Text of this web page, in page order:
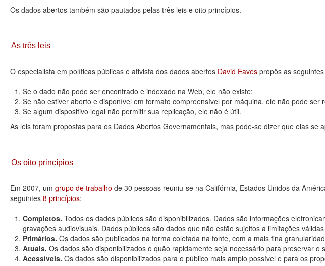
Os dados abertos também são pautados pelas três leis e oito princípios.
As três leis
O especialista em políticas públicas e ativista dos dados abertos David Eaves propôs as seguintes
Se o dado não pode ser encontrado e indexado na Web, ele não existe;
Se não estiver aberto e disponível em formato compreensível por máquina, ele não pode ser
Se algum dispositivo legal não permitir sua replicação, ele não é útil.
As leis foram propostas para os Dados Abertos Governamentais, mas pode-se dizer que elas se
Os oito princípios
Em 2007, um grupo de trabalho de 30 pessoas reuniu-se na Califórnia, Estados Unidos da
seguintes 8 princípios:
Completos. Todos os dados públicos são disponibilizados. Dados são informações
gravações audiovisuais. Dados públicos são dados que não estão sujeitos a limitações
Primários. Os dados são publicados na forma coletada na fonte, com a mais fina
Atuais. Os dados são disponibilizados o quão rapidamente seja necessário para preservar o
Acessíveis. Os dados são disponibilizados para o público mais amplo possível e para os